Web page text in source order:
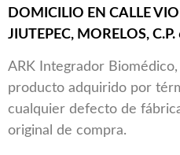
DOMICILIO EN CALLE
JIUTEPEC, MORELOS,
ARK Integrador Biomédico,
producto adquirido por
cualquier defecto de
original de compra.